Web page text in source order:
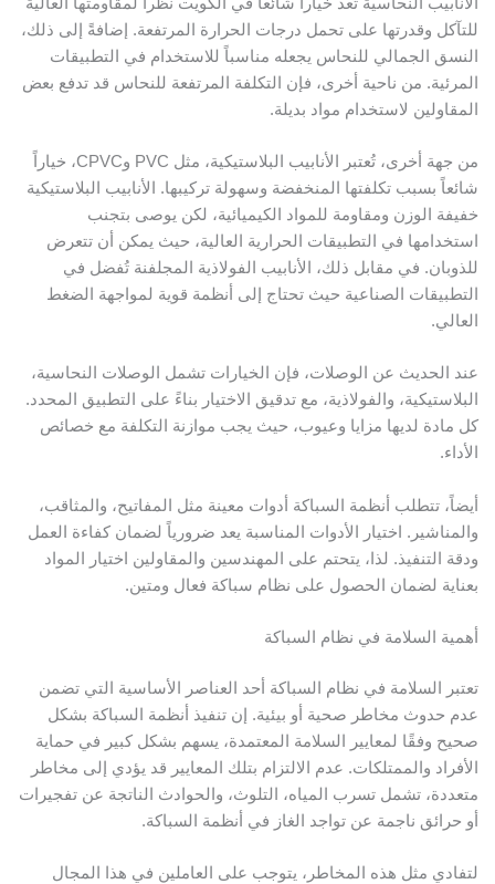
للتآكل وقدرتها على تحمل درجات الحرارة المرتفعة. إضافةً إلى ذلك،
النسق الجمالي للنحاس يجعله مناسباً للاستخدام في التطبيقات
المرئية. من ناحية أخرى، فإن التكلفة المرتفعة للنحاس قد تدفع بعض
المقاولين لاستخدام مواد بديلة.
من جهة أخرى، تُعتبر الأنابيب البلاستيكية، مثل PVC وCPVC، خياراً
شائعاً بسبب تكلفتها المنخفضة وسهولة تركيبها. الأنابيب البلاستيكية
خفيفة الوزن ومقاومة للمواد الكيميائية، لكن يوصى بتجنب
استخدامها في التطبيقات الحرارية العالية، حيث يمكن أن تتعرض
للذوبان. في مقابل ذلك، الأنابيب الفولاذية المجلفنة تُفضل في
التطبيقات الصناعية حيث تحتاج إلى أنظمة قوية لمواجهة الضغط
العالي.
عند الحديث عن الوصلات، فإن الخيارات تشمل الوصلات النحاسية،
البلاستيكية، والفولاذية، مع تدقيق الاختيار بناءً على التطبيق المحدد.
كل مادة لديها مزايا وعيوب، حيث يجب موازنة التكلفة مع خصائص
الأداء.
أيضاً، تتطلب أنظمة السباكة أدوات معينة مثل المفاتيح، والمثاقب،
والمناشير. اختيار الأدوات المناسبة يعد ضرورياً لضمان كفاءة العمل
ودقة التنفيذ. لذا، يتحتم على المهندسين والمقاولين اختيار المواد
بعناية لضمان الحصول على نظام سباكة فعال ومتين.
أهمية السلامة في نظام السباكة
تعتبر السلامة في نظام السباكة أحد العناصر الأساسية التي تضمن
عدم حدوث مخاطر صحية أو بيئية. إن تنفيذ أنظمة السباكة بشكل
صحيح وفقًا لمعايير السلامة المعتمدة، يسهم بشكل كبير في حماية
الأفراد والممتلكات. عدم الالتزام بتلك المعايير قد يؤدي إلى مخاطر
متعددة، تشمل تسرب المياه، التلوث، والحوادث الناتجة عن تفجيرات
أو حرائق ناجمة عن تواجد الغاز في أنظمة السباكة.
لتفادي مثل هذه المخاطر، يتوجب على العاملين في هذا المجال